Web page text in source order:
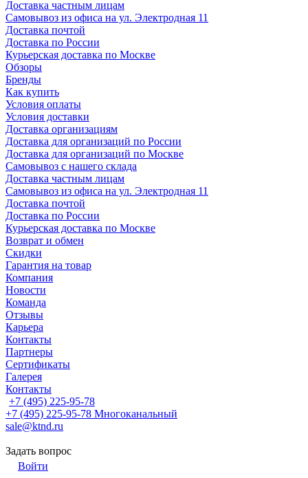
Доставка частным лицам
Самовывоз из офиса на ул. Электродная 11
Доставка почтой
Доставка по России
Курьерская доставка по Москве
Обзоры
Бренды
Как купить
Условия оплаты
Условия доставки
Доставка организациям
Доставка для организаций по России
Доставка для организаций по Москве
Самовывоз с нашего склада
Доставка частным лицам
Самовывоз из офиса на ул. Электродная 11
Доставка почтой
Доставка по России
Курьерская доставка по Москве
Возврат и обмен
Скидки
Гарантия на товар
Компания
Новости
Команда
Отзывы
Карьера
Контакты
Партнеры
Сертификаты
Галерея
Контакты
+7 (495) 225-95-78
+7 (495) 225-95-78 Многоканальный
sale@ktnd.ru
Задать вопрос
Войти